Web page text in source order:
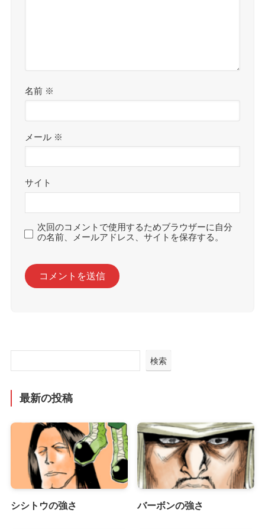
名前 ※
メール ※
サイト
次回のコメントで使用するためブラウザーに自分
の名前、メールアドレス、サイトを保存する。
検索
最新の投稿
シシトウの強さ バーボンの強さ